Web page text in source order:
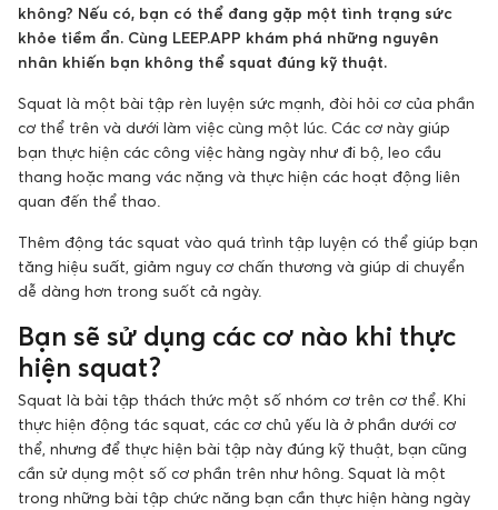
không? Nếu có, bạn có thể đang gặp một tình trạng sức
khỏe tiềm ẩn. Cùng LEEP.APP khám phá những nguyên
nhân khiến bạn không thể squat đúng kỹ thuật.
Squat là một bài tập rèn luyện sức mạnh, đòi hỏi cơ của phần
cơ thể trên và dưới làm việc cùng một lúc. Các cơ này giúp
bạn thực hiện các công việc hàng ngày như đi bộ, leo cầu
thang hoặc mang vác nặng và thực hiện các hoạt động liên
quan đến thể thao.
Thêm động tác squat vào quá trình tập luyện có thể giúp bạn
tăng hiệu suất, giảm nguy cơ chấn thương và giúp di chuyển
dễ dàng hơn trong suốt cả ngày.
Bạn sẽ sử dụng các cơ nào khi thực
hiện squat?
Squat là bài tập thách thức một số nhóm cơ trên cơ thể. Khi
thực hiện động tác squat, các cơ chủ yếu là ở phần dưới cơ
thể, nhưng để thực hiện bài tập này đúng kỹ thuật, bạn cũng
cần sử dụng một số cơ phần trên như hông. Squat là một
trong những bài tập chức năng bạn cần thực hiện hàng ngày